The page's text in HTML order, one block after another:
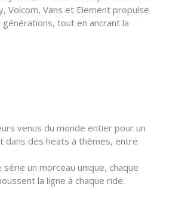
Volcom, Vans et Element propulse
tout en ancrant la
venus du monde entier pour un
dans des heats à thèmes, entre
un morceau unique, chaque
la ligne à chaque ride.